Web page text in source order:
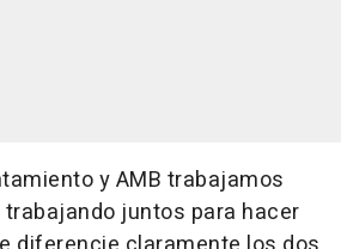
y AMB trabajamos
juntos para hacer